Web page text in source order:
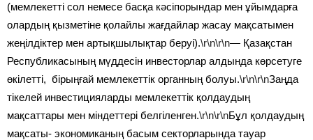
(мемлекетті сол немесе басқа кәсіпорындар мен ұйымдарға
олардың қызметіне қолайлы жағдайлар жасау мақсатымен
жеңілдіктер мен артықшылықтар беруі).\r\n\r\n— Қазақстан
Республикасының мүддесін инвесторлар алдында көрсетуге
өкілетті, бірыңғай мемлекеттік органның болуы.\r\n\r\nЗаңда
тікелей инвестицияларды мемлекеттік қолдаудың
мақсаттары мен міндеттері белгіленген.\r\n\r\nБұл қолдаудың
мақсаты- экономиканың басым секторларында тауар